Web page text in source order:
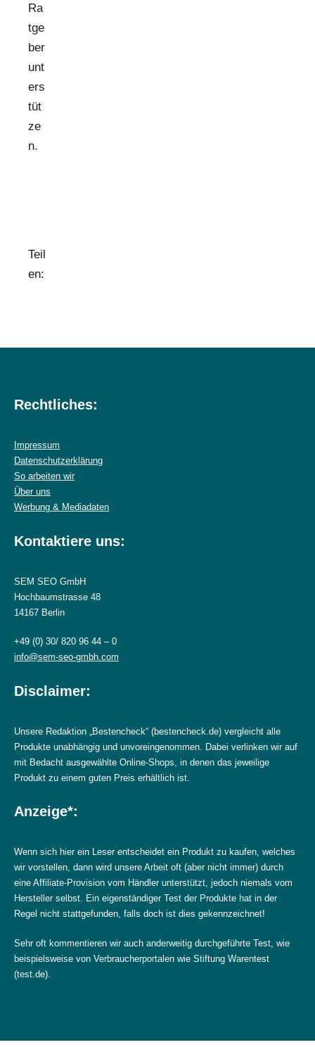
Ra
tge
ber
unt
ers
tüt
ze
n.
Teil
en:
Rechtliches:
Impressum
Datenschutzerklärung
So arbeiten wir
Über uns
Werbung & Mediadaten
Kontaktiere uns:
SEM SEO GmbH
Hochbaumstrasse 48
14167 Berlin
+49 (0) 30/ 820 96 44 – 0
info@sem-seo-gmbh.com
Disclaimer:
Unsere Redaktion „Bestencheck“ (bestencheck.de) vergleicht alle
Produkte unabhängig und unvoreingenommen. Dabei verlinken wir auf
mit Bedacht ausgewählte Online-Shops, in denen das jeweilige
Produkt zu einem guten Preis erhältlich ist.
Anzeige*:
Wenn sich hier ein Leser entscheidet ein Produkt zu kaufen, welches
wir vorstellen, dann wird unsere Arbeit oft (aber nicht immer) durch
eine Affiliate-Provision vom Händler unterstützt, jedoch niemals vom
Hersteller selbst. Ein eigenständiger Test der Produkte hat in der
Regel nicht stattgefunden, falls doch ist dies gekennzeichnet!
Sehr oft kommentieren wir auch anderweitig durchgeführte Test, wie
beispielsweise von Verbraucherportalen wie Stiftung Warentest
(test.de).